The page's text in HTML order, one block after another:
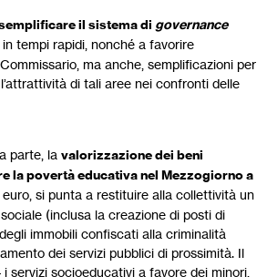
il sistema di governance
tempi rapidi, nonché a favorire
ma anche, semplificazioni per
di tali aree nei confronti delle
parte, la valorizzazione dei beni
la povertà educativa nel Mezzogiorno a
si punta a restituire alla collettività un
(inclusa la creazione di posti di
immobili confiscati alla criminalità
dei servizi pubblici di prossimità. Il
servizi socioeducativi a favore dei minori,